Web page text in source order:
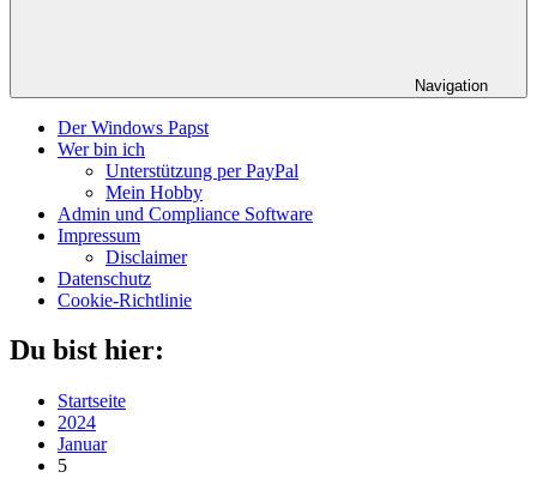
Navigation
Der Windows Papst
Wer bin ich
Unterstützung per PayPal
Mein Hobby
Admin und Compliance Software
Impressum
Disclaimer
Datenschutz
Cookie-Richtlinie
Du bist hier:
Startseite
2024
Januar
5